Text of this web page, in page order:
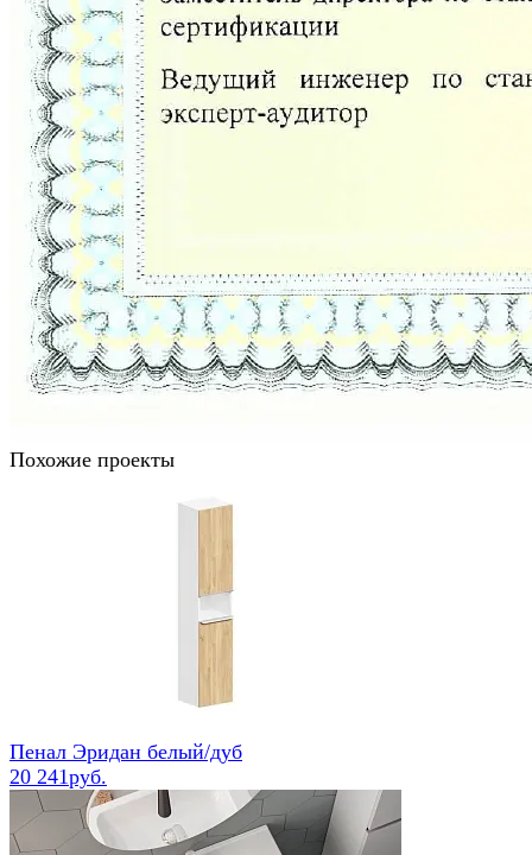
Похожие проекты
Пенал Эридан белый/дуб
20 241руб.